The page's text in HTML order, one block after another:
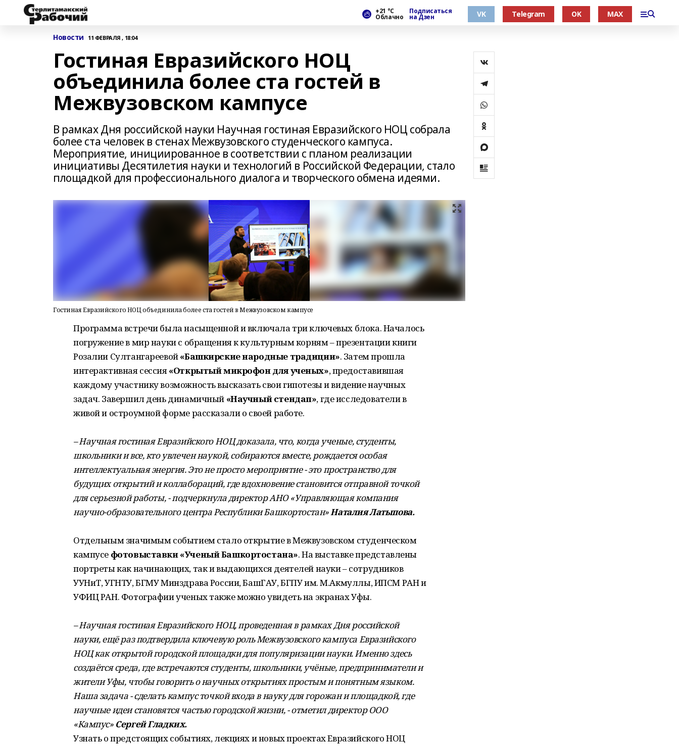
+21 °С
Облачно
Подписаться
на Дзен VK Telegram OK MAX
Новости 11 ФЕВРАЛЯ , 18:04
Гостиная Евразийского НОЦ
объединила более ста гостей в
Межвузовском кампусе
В рамках Дня российской науки Научная гостиная Евразийского НОЦ собрала
более ста человек в стенах Межвузовского студенческого кампуса.
Мероприятие, инициированное в соответствии с планом реализации
инициативы Десятилетия науки и технологий в Российской Федерации, стало
площадкой для профессионального диалога и творческого обмена идеями.
Гостиная Евразийского НОЦ объединила более ста гостей в Межвузовском кампусе
Программа встречи была насыщенной и включала три ключевых блока. Началось
погружение в мир науки с обращения к культурным корням – презентации книги
Розалии Султангареевой«Башкирские народные традиции». Затем прошла
интерактивная сессия«Открытый микрофон для ученых», предоставившая
каждому участнику возможность высказать свои гипотезы и видение научных
задач. Завершил день динамичный«Научный стендап», где исследователи в
живой и остроумной форме рассказали о своей работе.
– Научная гостиная Евразийского НОЦ доказала, что, когда ученые, студенты,
школьники и все, кто увлечен наукой, собираются вместе, рождается особая
интеллектуальная энергия. Это не просто мероприятие - это пространство для
будущих открытий и коллабораций, где вдохновение становится отправной точкой
для серьезной работы, - подчеркнула директор АНО «Управляющая компания
научно-образовательного центра Республики Башкортостан»Наталия Латыпова.
Отдельным значимым событием стало открытие в Межвузовском студенческом
кампусе фотовыставки «Ученый Башкортостана». На выставке представлены
портреты как начинающих, так и выдающихся деятелей науки – сотрудников
УУНиТ, УГНТУ, БГМУ Минздрава России, БашГАУ, БГПУ им. М.Акмуллы, ИПСМ РАН и
УФИЦ РАН. Фотографии ученых также можно увидеть на экранах Уфы.
– Научная гостиная Евразийского НОЦ, проведенная в рамках Дня российской
науки, ещё раз подтвердила ключевую роль Межвузовского кампуса Евразийского
НОЦ как открытой городской площадки для популяризации науки. Именно здесь
создаётся среда, где встречаются студенты, школьники, учёные, предприниматели и
жители Уфы, чтобы говорить о научных открытиях простым и понятным языком.
Наша задача - сделать кампус точкой входа в науку для горожан и площадкой, где
научные идеи становятся частью городской жизни, - отметил директор ООО
«Кампус» Сергей Гладких.
Узнать о предстоящих событиях, лекциях и новых проектах Евразийского НОЦ